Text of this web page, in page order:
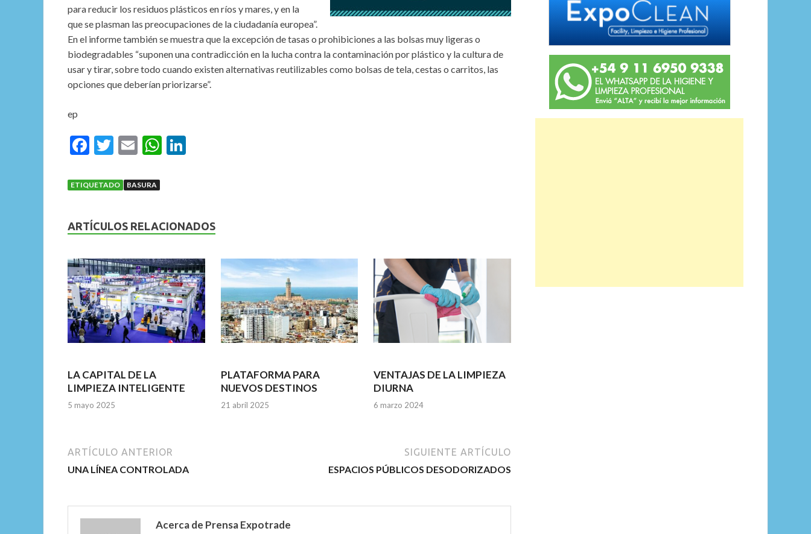
para reducir los residuos plásticos en ríos y mares, y en la
que se plasman las preocupaciones de la ciudadanía europea”.
En el informe también se muestra que la excepción de tasas o prohibiciones a las bolsas muy ligeras o
biodegradables “suponen una contradicción en la lucha contra la contaminación por plástico y la cultura de
usar y tirar, sobre todo cuando existen alternativas reutilizables como bolsas de tela, cestas o carritos, las
opciones que deberían priorizarse”.
ep
F
e
o
o
k
T
itt
E
ai
W
A
p
p
n
ETIQUETADO BASURA
ARTÍCULOS RELACIONADOS
LA CAPITAL DE LA
LIMPIEZA INTELIGENTE
5 mayo 2025
PLATAFORMA PARA
NUEVOS DESTINOS
21 abril 2025
VENTAJAS DE LA LIMPIEZA
DIURNA
6 marzo 2024
ARTÍCULO ANTERIOR
UNA LÍNEA CONTROLADA
SIGUIENTE ARTÍCULO
ESPACIOS PÚBLICOS DESODORIZADOS
Acerca de Prensa Expotrade